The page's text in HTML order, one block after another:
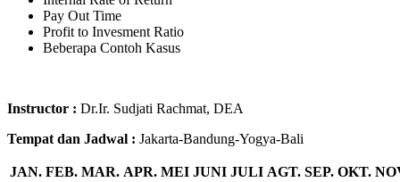
Pay Out Time
Profit to Invesment Ratio
Beberapa Contoh Kasus
Instructor : Dr.Ir. Sudjati Rachmat, DEA
Tempat dan Jadwal : Jakarta-Bandung-Yogya-Bali
JAN. FEB. MAR. APR. MEI JUNI JULI AGT. SEP. OKT.